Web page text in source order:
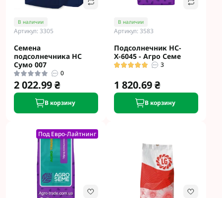
В наличии
Артикул: 3305
Семена
подсолнечника НС
Сумо 007
0
2 022.99 ₴
В корзину
В наличии
Артикул: 3583
Подсолнечник НС-
Х-6045 - Агро Семе
3
1 820.69 ₴
В корзину
Под Евро-Лайтнинг